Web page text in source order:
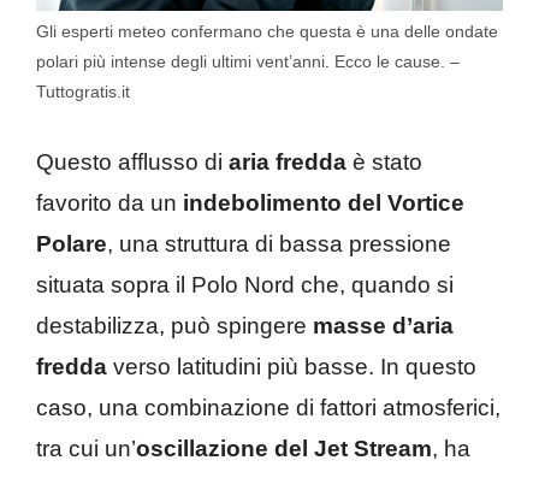
Gli esperti meteo confermano che questa è una delle ondate
polari più intense degli ultimi vent’anni. Ecco le cause. –
Tuttogratis.it
Questo afflusso di aria fredda è stato
favorito da un indebolimento del Vortice
Polare, una struttura di bassa pressione
situata sopra il Polo Nord che, quando si
destabilizza, può spingere masse d’aria
fredda verso latitudini più basse. In questo
caso, una combinazione di fattori atmosferici,
tra cui un’oscillazione del Jet Stream, ha